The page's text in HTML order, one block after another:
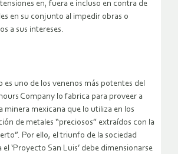
en, fuera e incluso en contra de
en su conjunto al impedir obras o
a sus intereses.
es uno de los venenos más potentes del
Company lo fabrica para proveer a
minera mexicana que lo utiliza en los
de metales “preciosos” extraídos con la
Por ello, el triunfo de la sociedad
‘Proyecto San Luis’ debe dimensionarse